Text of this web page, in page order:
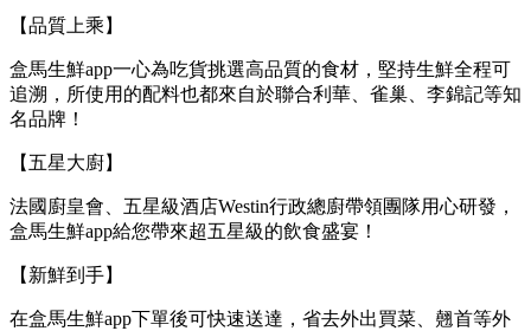
【品質上乘】
盒馬生鮮app一心為吃貨挑選高品質的食材，堅持生鮮全程可
追溯，所使用的配料也都來自於聯合利華、雀巢、李錦記等知
名品牌！
【五星大廚】
法國廚皇會、五星級酒店Westin行政總廚帶領團隊用心研發，
盒馬生鮮app給您帶來超五星級的飲食盛宴！
【新鮮到手】
在盒馬生鮮app下單後可快速送達，省去外出買菜、翹首等外